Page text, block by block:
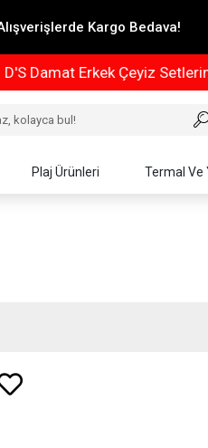
Kargo Bedava!
Damat Erkek Çeyiz
Plaj Ürünleri Termal Ve